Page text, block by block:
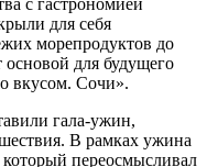
с гастрономией
для себя
морепродуктов до
для будущего
вкусом. Сочи».
гала-ужин,
В рамках ужина
переосмысливал